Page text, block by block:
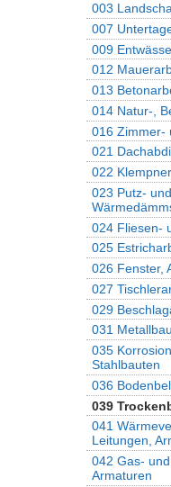
003
007
009
012
013
014 Natur-,
016 Zimmer-
021
022
023 Putz-
024 Fliesen-
025
026 Fenster,
027
029
031
035
Stahlbauten
036
039
041
Leitungen,
042 Gas-
Armaturen